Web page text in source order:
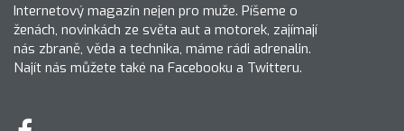
Internetový magazín nejen pro muže. Píšeme o
ženách, novinkách ze světa aut a motorek, zajímají
nás zbraně, věda a technika, máme rádi adrenalin.
Najít nás můžete také na Facebooku a Twitteru.